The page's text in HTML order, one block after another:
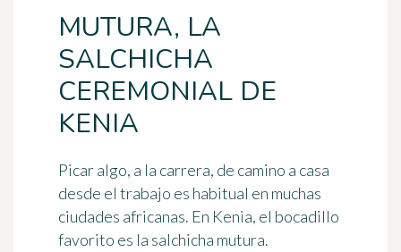
MUTURA, LA
SALCHICHA
CEREMONIAL DE
KENIA
Picar algo, a la carrera, de camino a casa
desde el trabajo es habitual en muchas
ciudades africanas. En Kenia, el bocadillo
favorito es la salchicha mutura.